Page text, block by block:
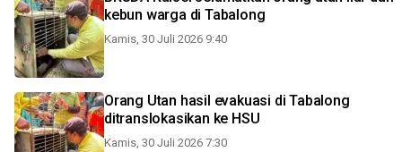
kebun warga di Tabalong
Kamis, 30 Juli 2026 9:40
Orang Utan hasil evakuasi di Tabalong
ditranslokasikan ke HSU
Kamis, 30 Juli 2026 7:30